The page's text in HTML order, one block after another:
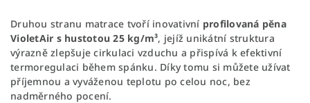
Druhou stranu matrace tvoří inovativní profilovaná pěna
VioletAir s hustotou 25 kg/m³, jejíž unikátní struktura
výrazně zlepšuje cirkulaci vzduchu a přispívá k efektivní
termoregulaci během spánku. Díky tomu si můžete užívat
příjemnou a vyváženou teplotu po celou noc, bez
nadměrného pocení.